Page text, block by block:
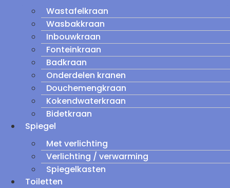
Wastafelkraan
Wasbakkraan
Inbouwkraan
Fonteinkraan
Badkraan
Onderdelen kranen
Douchemengkraan
Kokendwaterkraan
Bidetkraan
Spiegel
Met verlichting
Verlichting / verwarming
Spiegelkasten
Toiletten